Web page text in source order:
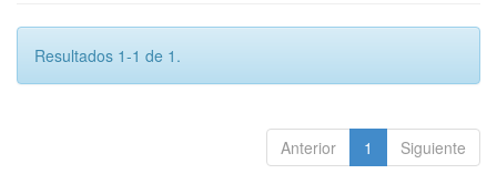
Resultados 1-1 de 1.
Anterior 1 Siguiente